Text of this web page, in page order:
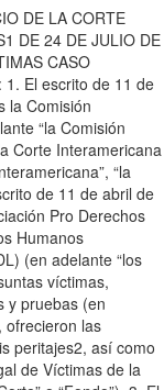
DE LA CORTE
DE 24 DE JULIO DE
CASO
1. El escrito de 11 de
la Comisión
“la Comisión
Corte Interamericana
“la
de 11 de abril de
Pro Derechos
Humanos
(en adelante “los
víctimas,
y pruebas (en
ofrecieron las
peritajes2, así como
de Víctimas de la